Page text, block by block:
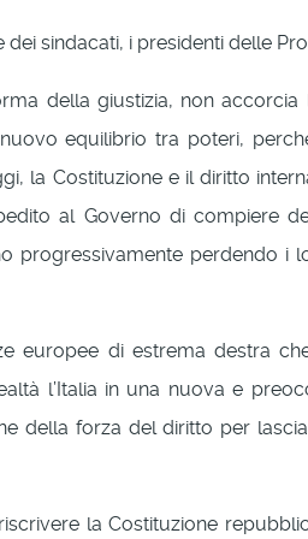
sindacati, i presidenti delle
della giustizia, non
equilibrio tra poteri,
la Costituzione e il diritto
al Governo di compiere
progressivamente perdendo i
europee di estrema destra
l’Italia in una nuova e
della forza del diritto per
la Costituzione